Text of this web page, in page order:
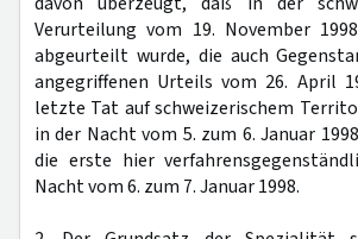
Verurteilung vom 19. November
abgeurteilt wurde, die auch
angegriffenen Urteils vom 26. April
letzte Tat auf schweizerischem
in der Nacht vom 5. zum 6. Januar
die erste hier
Nacht vom 6. zum 7. Januar 1998.